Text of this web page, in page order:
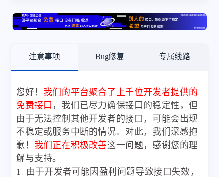
注意事项 Bug修复 专属线路
您好！ 我们的平台聚合了上千位开发者提供的
免费接口 ，我们已尽力确保接口的稳定性，但
由于无法控制其他开发者的接口，可能会出现
不稳定或服务中断的情况。对此，我们深感抱
歉！ 我们正在积极改善这一问题，感谢您的理
解与支持。
1. 由于开发者可能因盈利问题导致接口失效，